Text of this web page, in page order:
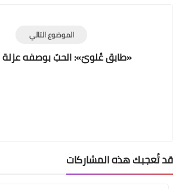
الموضوع التالي
«طابق عُلويّ»: الحبّ بوصفه
قد تُعجبك هذه المشاركات